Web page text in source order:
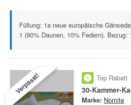
Füllung: 1a neue europäische
1 (90% Daunen, 10% Federn). Bezug:
Verpasst! Top Rabatt
30-Kammer-
Marke: Nomite